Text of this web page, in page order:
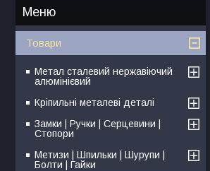
Товари
Метал сталевий нержавіючий
алюмінієвий
Кріпильні металеві деталі
Замки | Ручки | Серцевини |
Стопори
Метизи | Шпильки | Шурупи |
Болти | Гайки